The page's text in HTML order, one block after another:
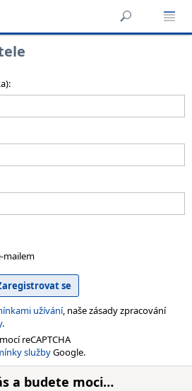
mailem
užívání, naše zásady zpracování
.
reCAPTCHA
službyGoogle.
a budete moci…